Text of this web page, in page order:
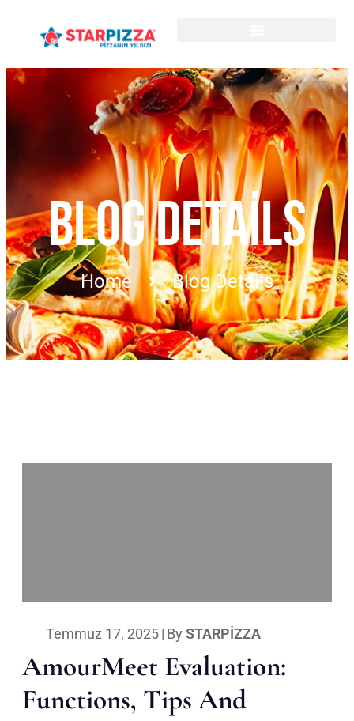
BLOG DETAILS
Home Blog Details
Temmuz 17, 2025| By STARPIZZA
AmourMeet Evaluation:
Functions, Tips And